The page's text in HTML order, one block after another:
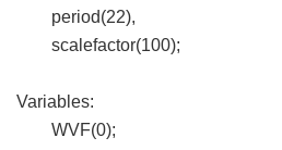
period(22),
scalefactor(100);
Variables:
WVF(0);